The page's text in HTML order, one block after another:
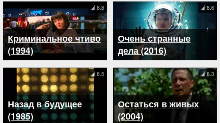
Криминальное чтиво
(1994)
8.8
Очень странные
дела (2016)
8.6
Назад в будущее
(1985)
8.5
Остаться в живых
(2004)
8.3